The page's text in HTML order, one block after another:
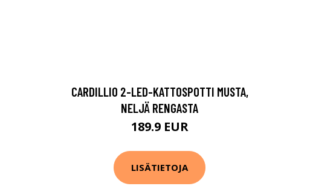
CARDILLIO 2-LED-KATTOSPOTTI MUSTA,
NELJÄ RENGASTA
189.9 EUR
LISÄTIETOJA